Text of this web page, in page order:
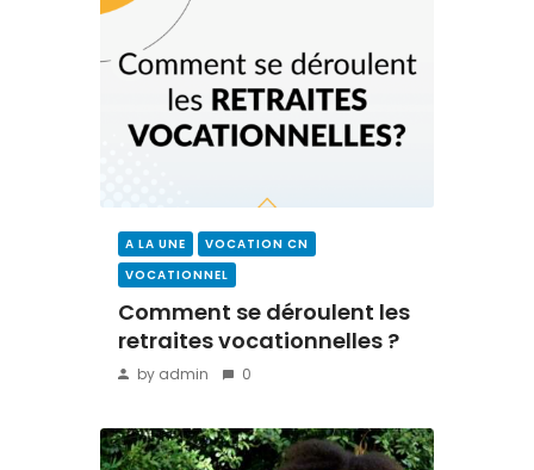
A LA UNE
VOCATION CN
VOCATIONNEL
Comment se déroulent les
retraites vocationnelles ?
by admin 0